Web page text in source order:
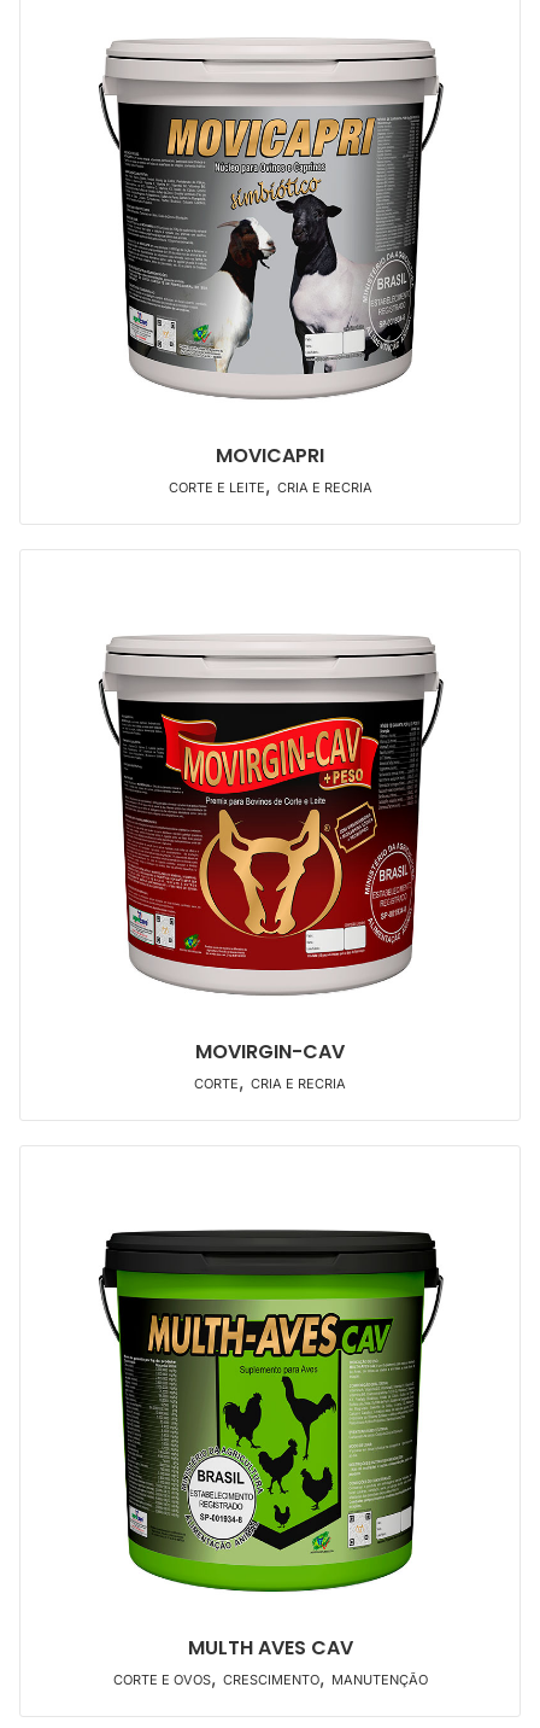
MOVICAPRI
CORTE E LEITE, CRIA E RECRIA
MOVIRGIN-CAV
CORTE, CRIA E RECRIA
MULTH AVES CAV
CORTE E OVOS, CRESCIMENTO, MANUTENÇÃO